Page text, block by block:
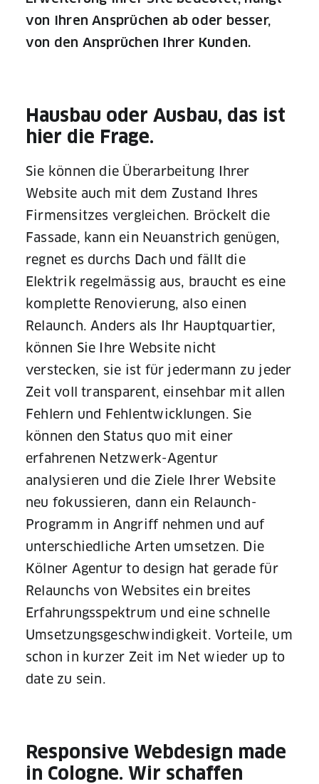
von Ihren Ansprüchen ab oder besser,
von den Ansprüchen Ihrer Kunden.
Hausbau oder Ausbau, das ist
hier die Frage.
Sie können die Überarbeitung Ihrer
Website auch mit dem Zustand Ihres
Firmensitzes vergleichen. Bröckelt die
Fassade, kann ein Neuanstrich genügen,
regnet es durchs Dach und fällt die
Elektrik regelmässig aus, braucht es eine
komplette Renovierung, also einen
Relaunch. Anders als Ihr Hauptquartier,
können Sie Ihre Website nicht
verstecken, sie ist für jedermann zu jeder
Zeit voll transparent, einsehbar mit allen
Fehlern und Fehlentwicklungen. Sie
können den Status quo mit einer
erfahrenen Netzwerk-Agentur
analysieren und die Ziele Ihrer Website
neu fokussieren, dann ein Relaunch-
Programm in Angriff nehmen und auf
unterschiedliche Arten umsetzen. Die
Kölner Agentur to design hat gerade für
Relaunchs von Websites ein breites
Erfahrungsspektrum und eine schnelle
Umsetzungsgeschwindigkeit. Vorteile, um
schon in kurzer Zeit im Net wieder up to
date zu sein.
Responsive Webdesign made
in Cologne. Wir schaffen